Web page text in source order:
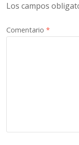
Los campos
Comentario*